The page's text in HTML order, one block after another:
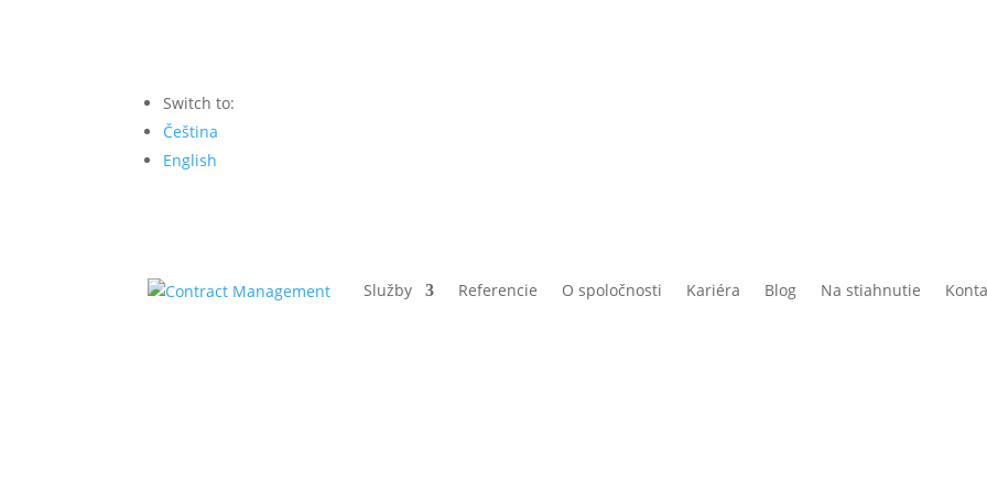
Switch to:
Čeština
English
Služby Referencie O spoločnosti Kariéra Blog Na stiahnutie